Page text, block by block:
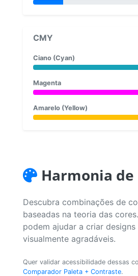
CMY
Ciano (Cyan)
Magenta
Amarelo (Yellow)
Harmonia de
Descubra combinações de
baseadas na teoria das
podem ajudar a criar
visualmente agradáveis.
Quer validar acessibilidade dessas
Comparador Paleta + Contraste.